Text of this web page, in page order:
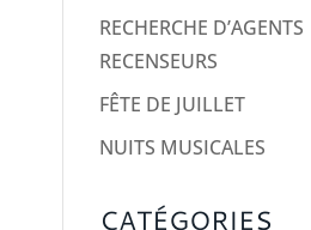
RECHERCHE D’AGENTS
RECENSEURS
FÊTE DE JUILLET
NUITS MUSICALES
CATÉGORIES